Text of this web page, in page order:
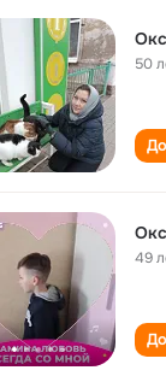
50
49